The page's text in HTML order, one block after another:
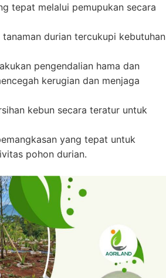
tepat melalui pemupukan secara
tanaman durian tercukupi kebutuhan
pengendalian hama dan
kerugian dan menjaga
kebun secara teratur untuk
yang tepat untuk
pohon durian.